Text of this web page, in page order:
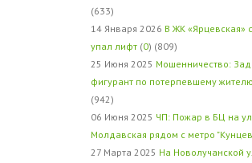
(633)
14 Января 2026 В ЖК «Ярцевская»
упал лифт (0) (809)
25 Июня 2025 Мошенничество:
фигурант по потерпевшему
(942)
06 Июня 2025 ЧП: Пожар в БЦ на
Молдавская рядом с метро
27 Марта 2025 На Новолучанской